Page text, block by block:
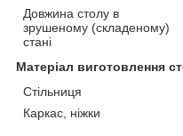
Довжина столу в
зрушеному (складеному)
стані
Матеріал виготовлення
Стільниця
Каркас, ніжки